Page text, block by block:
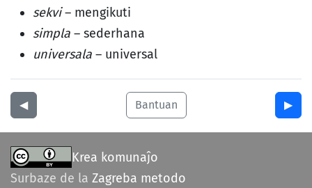
sekvi– mengikuti
simpla – sederhana
universala – universal
◀︎ Bantuan ▶︎
Krea komunaĵo
Surbaze de la Zagreba metodo